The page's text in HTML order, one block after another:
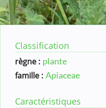
Classification
règne : plante
famille : Apiaceae
Caractéristiques